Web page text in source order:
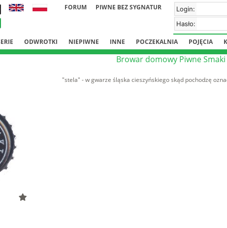
FORUM PIWNE BEZ SYGNATUR
Login:
Hasło:
ODWROTKI NIEPIWNE INNE POCZEKALNIA POJĘCIA
Browar domowy Piwne Smaki
"stela" - w gwarze śląska cieszyńskiego skąd pochodzę